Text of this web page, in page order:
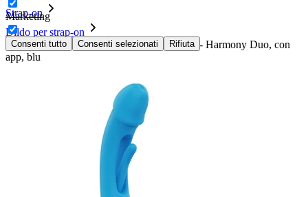
Marketing
Consenti tutto Consenti selezionati Rifiuta
Strap-on
Dildo per strap-on
Strap-on dildo senza cintura HoneyPlayBox - Harmony Duo, con
app, blu